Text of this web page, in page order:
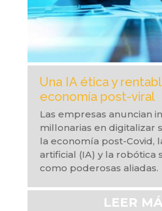
Una IA ética y
economía post-viral
Las empresas anuncian
millonarias en digitalizar
la economía post-Covid,
artificial (IA) y la robótica
como poderosas aliadas.
LEER